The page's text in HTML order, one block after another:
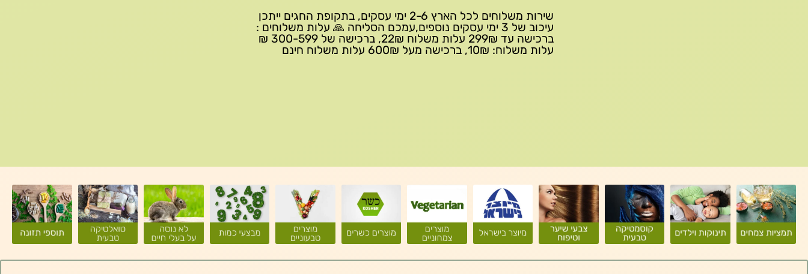
שירות משלוחים לכל הארץ 2-6 ימי עסקים, בתקופת החגים ייתכן
עיכוב של 3 ימי עסקים נוספים,עמכם הסליחה 🙏 עלות משלוחים :
ברכישה עד 299₪ עלות משלוח 22₪, ברכישה של 300-599 ₪
עלות משלוח: 10₪, ברכישה מעל 600₪ עלות משלוח חינם